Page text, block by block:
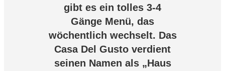
gibt es ein tolles 3-4
Gänge Menü, das
wöchentlich wechselt. Das
Casa Del Gusto verdient
seinen Namen als „Haus